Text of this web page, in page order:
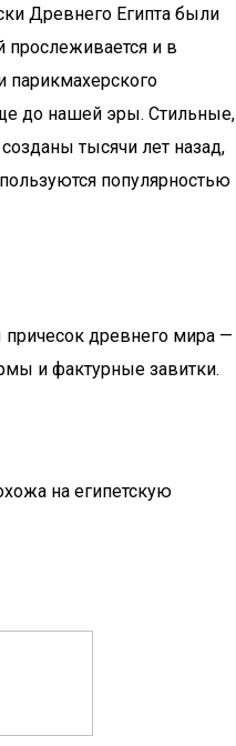
Древнего Египта были
прослеживается и в
парикмахерского
до нашей эры. Стильные,
тысячи лет назад,
популярностью
причесок древнего мира —
и фактурные завитки.
на египетскую